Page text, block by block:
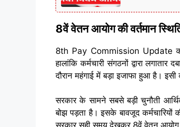
8वें वेतन आयोग की वर्तमान
8th Pay Commission Update
हालांकि कर्मचारी संगठनों द्वारा
दौरान महंगाई में बड़ा इजाफा हुआ है।
सरकार के सामने सबसे बड़ी चुनौती
बोझ पड़ता है। इसके बावजूद